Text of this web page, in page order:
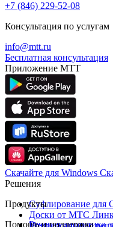
+7 (846) 229-52-08
Консультация по услугам
info@mtt.ru
Бесплатная консультация
Приложение МТТ
Скачайте для Windows
Решения
Суфлирование для
Доски от МТС
Продукты
Речевая аналитика
Помощь и поддержка